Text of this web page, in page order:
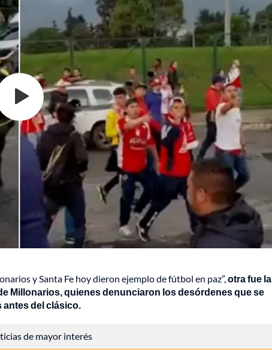
y Santa Fe hoy dieron ejemplo de fútbol en paz”,otra fue la
Millonarios, quienes denunciaron los desórdenes que se
antes del clásico.
de mayor interés